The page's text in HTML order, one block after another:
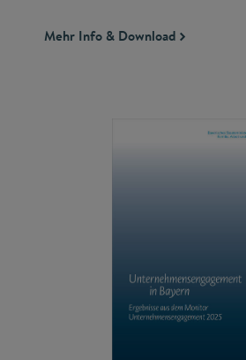
Mehr Info & Download